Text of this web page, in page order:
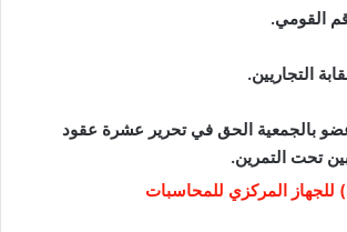
بالجمعية الحق في تحرير عشرة عقود
تحت التمرين.